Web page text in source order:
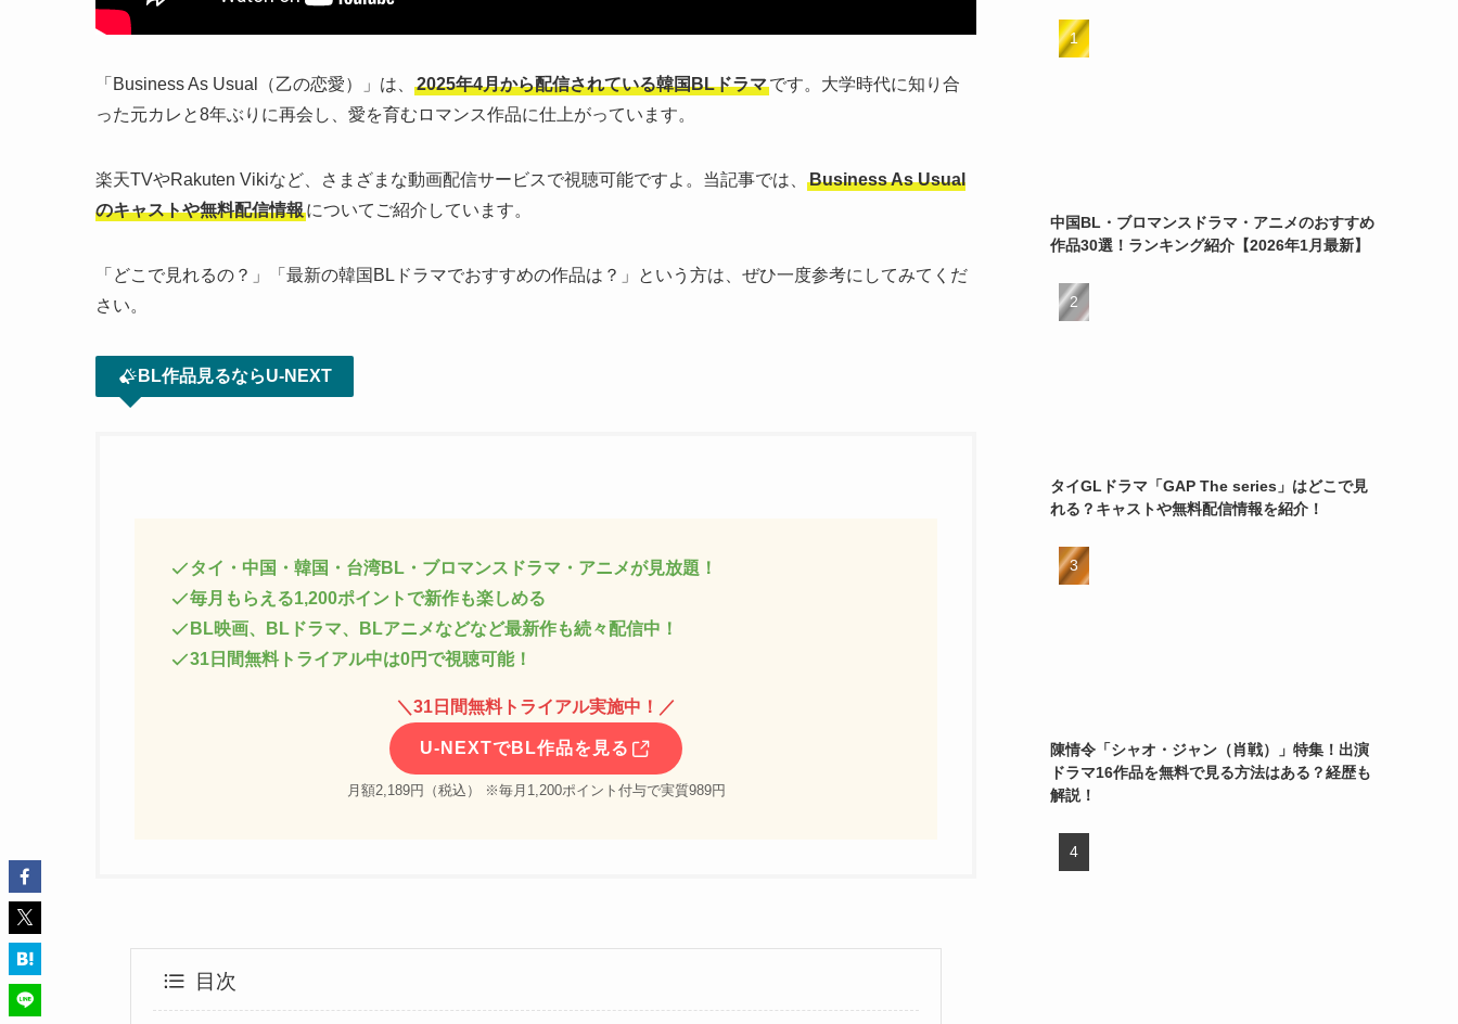
「Business As Usual（乙の恋愛）」は、 2025年4月から配信されている韓国BLドラマです。大学時代に知り合
った元カレと8年ぶりに再会し、愛を育むロマンス作品に仕上がっています。
楽天TVやRakuten Vikiなど、さまざまな動画配信サービスで視聴可能ですよ。当記事では、
Business As Usual
のキャストや無料配信情報についてご紹介しています。
「どこで見れるの？」「最新の韓国BLドラマでおすすめの作品は？」という方は、ぜひ一度参考にしてみてくだ
さい。
BL作品見るならU-NEXT
タイ・中国・韓国・台湾BL・ブロマンスドラマ・アニメが見放題！
毎月もらえる1,200ポイントで新作も楽しめる
BL映画、BLドラマ、BLアニメなどなど最新作も続々配信中！
31日間無料トライアル中は0円で視聴可能！
＼ 31日間無料トライアル実施中！ ／
U-NEXTでBL作品を見る
月額2,189円（税込） ※毎月1,200ポイント付与で実質989円
目次
中国BL・ブロマンスドラマ・アニメのおすすめ
作品30選！ランキング紹介【2026年1月最新】
タイGLドラマ「GAP The series」はどこで見
れる？キャストや無料配信情報を紹介！
陳情令「シャオ・ジャン（肖戦）」特集！出演
ドラマ16作品を無料で見る方法はある？経歴も
解説！